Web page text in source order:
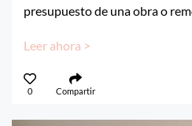
presupuesto de una obra o
Leer ahora >
0 Compartir